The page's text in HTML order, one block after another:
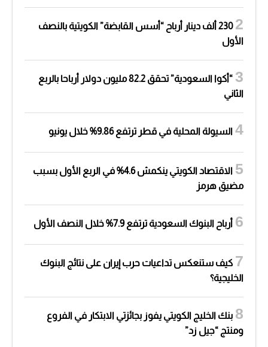
230 ألف دينار أرباح “أسس القابضة” الكويتية بالنصف
الأول
“أكوا السعودية” تحقق 82.2 مليون دولار أرباحا بالربع
الثاني
السيولة المحلية في قطر ترتفع 9.86% خلال يونيو
الاقتصاد الكويتي ينكمش 4.6% في الربع الأول بسبب
مضيق هرمز
أرباح البنوك السعودية ترتفع 7.9% خلال النصف الأول
كيف ستنعكس تداعيات حرب إيران على نتائج البنوك
الخليجية؟
بنك الخليج الكويتي يفوز بجائزتي الابتكار في الفروع
ومنتج “جيل زد”